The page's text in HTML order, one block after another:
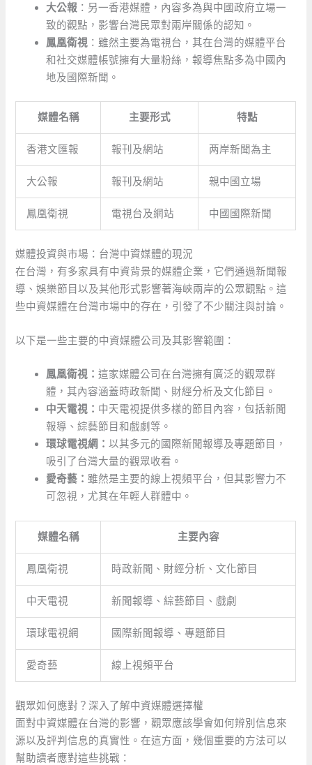
大公報 ：另一香港媒體，內容多為與中國政府立場一
致的觀點，影響台灣民眾對兩岸關係的認知。
鳳凰衛視 ：雖然主要為電視台，其在台灣的媒體平台
和社交媒體帳號擁有大量粉絲，報導焦點多為中國內
地及國際新聞。
媒體名稱 主要形式 特點
香港文匯報 報刊及網站 两岸新聞為主
大公報 報刊及網站 親中國立場
鳳凰衛視 電視台及網站 中國國際新聞
媒體投資與市場：台灣中資媒體的現況
在台灣，有多家具有中資背景的媒體企業，它們通過新聞報
導、娛樂節目以及其他形式影響著海峽兩岸的公眾觀點。這
些中資媒體在台灣市場中的存在，引發了不少關注與討論。
以下是一些主要的中資媒體公司及其影響範圍：
鳳凰衛視：這家媒體公司在台灣擁有廣泛的觀眾群
體，其內容涵蓋時政新聞、財經分析及文化節目。
中天電視： 中天電視提供多樣的節目內容，包括新聞
報導、綜藝節目和戲劇等。
環球電視網：以其多元的國際新聞報導及專題節目，
吸引了台灣大量的觀眾收看。
愛奇藝： 雖然是主要的線上視頻平台，但其影響力不
可忽視，尤其在年輕人群體中。
媒體名稱 主要內容
鳳凰衛視 時政新聞、財經分析、文化節目
中天電視 新聞報導、綜藝節目、戲劇
環球電視網 國際新聞報導、專題節目
愛奇藝 線上視頻平台
觀眾如何應對？深入了解中資媒體選擇權
面對中資媒體在台灣的影響，觀眾應該學會如何辨別信息來
源以及評判信息的真實性。在這方面，幾個重要的方法可以
幫助讀者應對這些挑戰：